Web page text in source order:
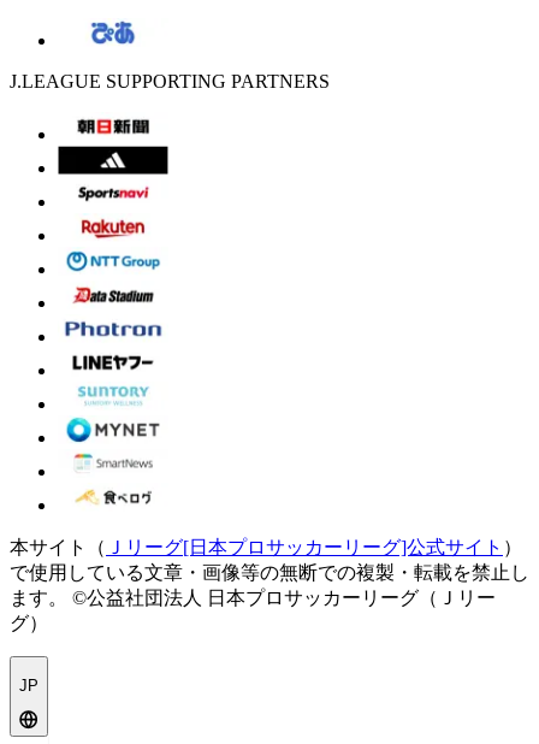
J.LEAGUE SUPPORTING PARTNERS
本サイト（ Ｊリーグ[日本プロサッカーリーグ]公式サイト ）
で使用している文章・画像等の無断での複製・転載を禁止し
ます。
©公益社団法人 日本プロサッカーリーグ（Ｊリー
グ）
JP